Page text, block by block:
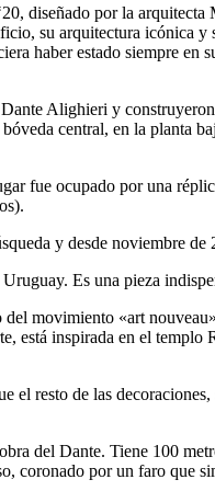
diseñado por la
su arquitectura icónica
haber estado siempre
Alighieri y
central, en la planta
fue ocupado por una
y desde noviembre
Es una pieza
movimiento «art
inspirada en el
resto de las
del Dante. Tiene 100
coronado por un faro que